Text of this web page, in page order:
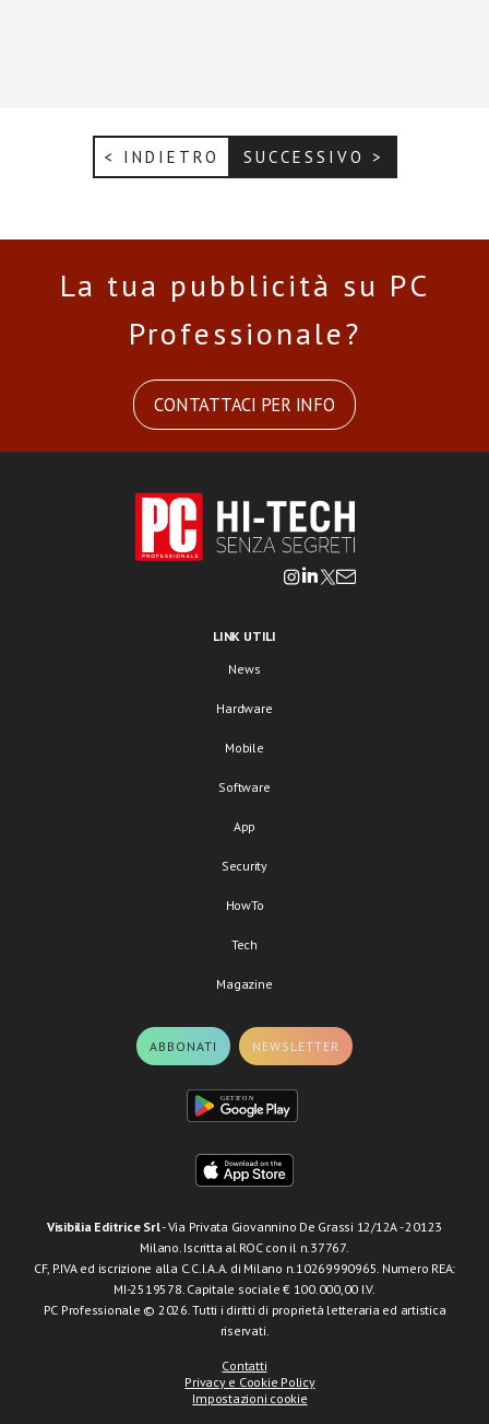
< INDIETRO SUCCESSIVO >
La tua pubblicità su PC
Professionale?
CONTATTACI PER INFO
LINK UTILI
News
Hardware
Mobile
Software
App
Security
HowTo
Tech
Magazine
ABBONATI NEWSLETTER
Visibilia Editrice Srl- Via Privata Giovannino De Grassi 12/12A - 20123
Milano. Iscritta al ROC con il n.37767.
CF, P.IVA ed iscrizione alla C.C.I.A.A. di Milano n.10269990965. Numero REA:
MI-2519578. Capitale sociale € 100.000,00 I.V.
PC Professionale © 2026. Tutti i diritti di proprietà letteraria ed artistica
riservati.
Contatti
Privacy e Cookie Policy
Impostazioni cookie